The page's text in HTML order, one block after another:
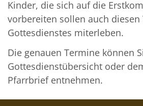
Kinder, die sich auf die
vorbereiten sollen auch diesen
Gottesdienstes miterleben.
Die genauen Termine können
Gottesdienstübersicht oder
Pfarrbrief entnehmen.